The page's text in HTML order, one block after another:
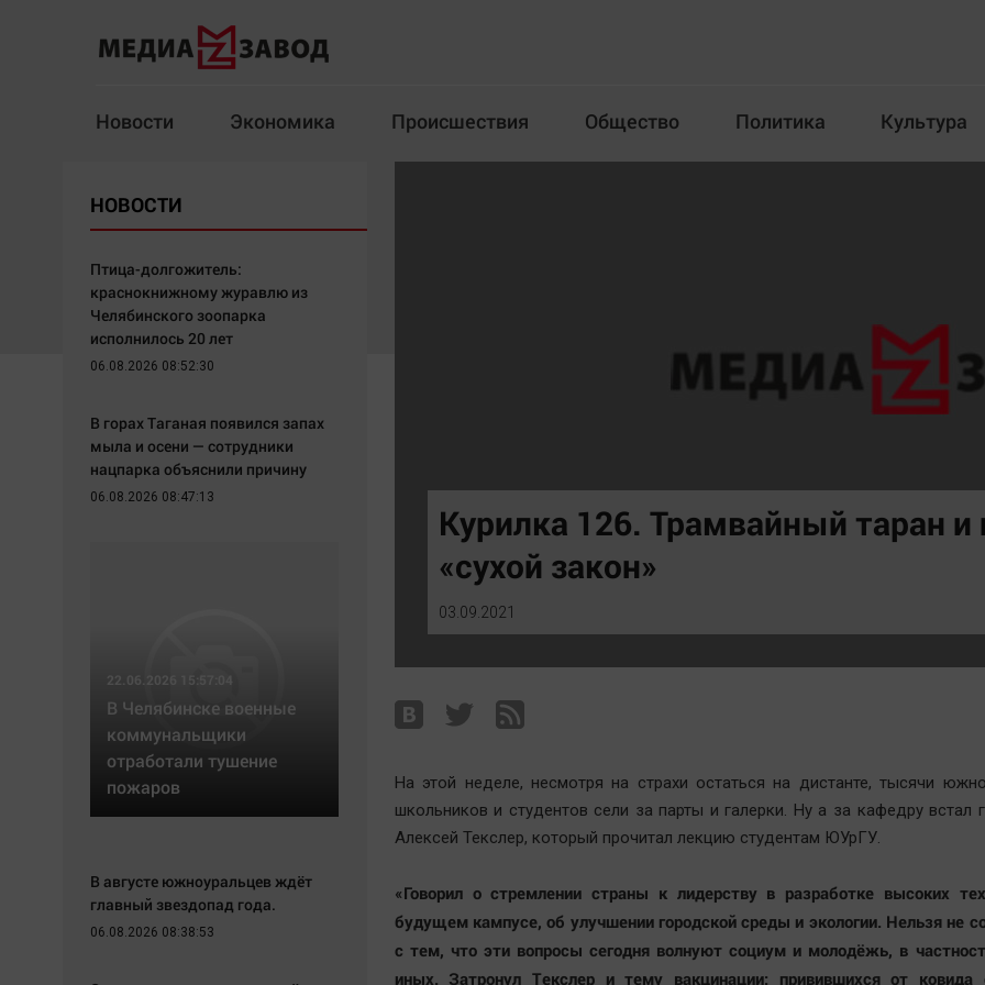
Новости Экономика Происшествия Общество Политика Культура
Здоровье
Архив
Общество
Политика
Экономика
Технологии
Отраслевые темы
Медиаграмотность
Челябинск космический
Другие рубрики
English version
Online-консультация
Вкусное
ЖКХ
Интервью
Курилка 126. Трамвайный таран
«сухой закон»
03.09.2021
На этой неделе, несмотря на страхи остаться на дистанте, тысячи
школьников и студентов сели за парты и галерки. Ну а за кафедру встал
Алексей Текслер, который прочитал лекцию студентам ЮУрГУ.
«Говорил о стремлении страны к лидерству в разработке высоких
будущем кампусе, об улучшении городской среды и экологии. Нельзя не
с тем, что эти вопросы сегодня волнуют социум и молодёжь, в
иных. Затронул Текслер и тему вакцинации: привившихся от ковида
НОВОСТИ
Птица-долгожитель:
краснокнижному журавлю из
Челябинского зоопарка
исполнилось 20 лет
06.08.2026 08:52:30
В горах Таганая появился запах
мыла и осени — сотрудники
нацпарка объяснили причину
06.08.2026 08:47:13
22.06.2026 15:57:04
В Челябинске военные
коммунальщики
отработали тушение
пожаров
В августе южноуральцев ждёт
главный звездопад года.
06.08.2026 08:38:53